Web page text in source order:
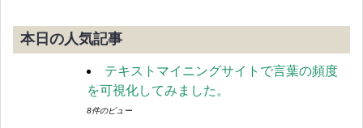
本日の人気記事
テキストマイニングサイトで言葉の頻度
を可視化してみました。
8件のビュー